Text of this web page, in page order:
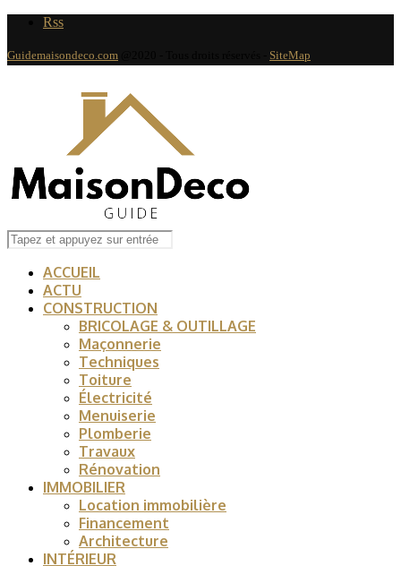
Rss
Guidemaisondeco.com SiteMap
ACCUEIL
ACTU
CONSTRUCTION
BRICOLAGE & OUTILLAGE
Maçonnerie
Techniques
Toiture
Électricité
Menuiserie
Plomberie
Travaux
Rénovation
IMMOBILIER
Location immobilière
Financement
Architecture
INTÉRIEUR